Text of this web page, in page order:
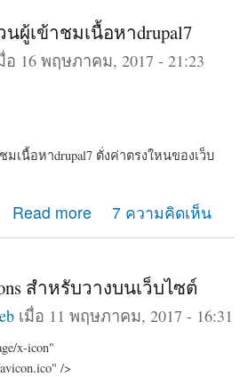
ผู้เข้าชมเนื้อหาdrupal7
อ 16 พฤษภาคม, 2017 - 21:23
เนื้อหาdrupal7 ตั่งค่าตรงใหนของเว็บ
Read more
วนผู้เข้าชมเนื้อหาdrupal7
7 ความคิดเห็น
สำหรับวางบนเว็บไซต์
เมื่อ 11 พฤษภาคม, 2017 - 16:31
x-icon"
/>